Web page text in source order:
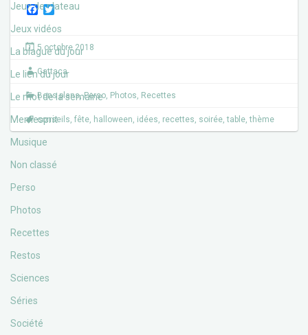
Jeux de plateau
Jeux vidéos
La blague du jour
Le lien du jour
Le mot de la semaine
Memesprit
Musique
Non classé
Perso
Photos
Recettes
Restos
Sciences
Séries
Société
F
c
e
b
o
T
i
t
t
r
5 octobre 2018
Gattaca
Bons plans,Perso, Photos, Recettes
conseils, fête, halloween, idées, recettes, soirée,table,thème